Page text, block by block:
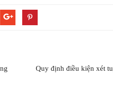
Quy định điều kiện xét